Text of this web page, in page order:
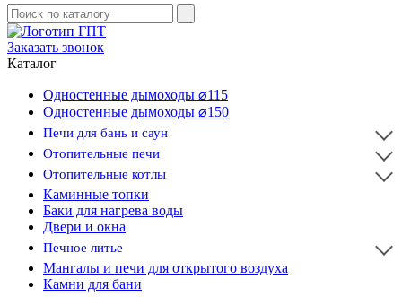
Заказать звонок
Каталог
Одностенные дымоходы ⌀115
Одностенные дымоходы ⌀150
Печи для бань и саун
Отопительные печи
Отопительные котлы
Каминные топки
Баки для нагрева воды
Двери и окна
Печное литье
Мангалы и печи для открытого воздуха
Камни для бани